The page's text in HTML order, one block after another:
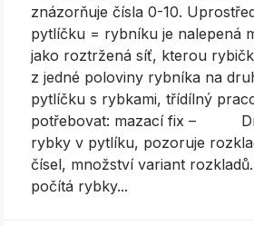
znázorňuje čísla 0-10.
pytlíčku = rybníku je nalepená
jako roztržená síť, kterou
z jedné poloviny rybníka na
pytlíčku s rybkami, třídílný
potřebovat: mazací fix –
rybky v pytlíku, pozoruje
čísel, množství variant
počítá rybky...